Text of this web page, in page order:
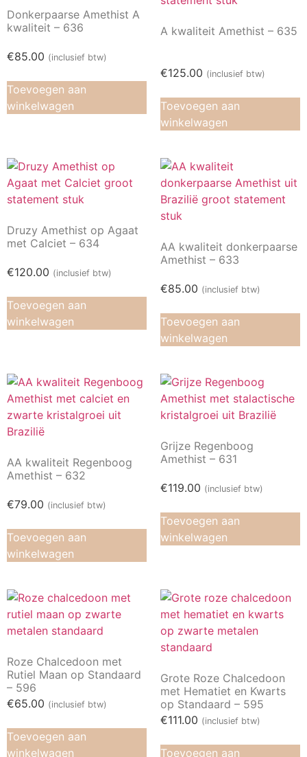
Donkerpaarse Amethist A
kwaliteit – 636
€85.00 (inclusief btw)
Toevoegen aan
winkelwagen
A kwaliteit Amethist – 635
€125.00 (inclusief btw)
Toevoegen aan
winkelwagen
Druzy Amethist op Agaat
met Calciet – 634
€120.00 (inclusief btw)
Toevoegen aan
winkelwagen
AA kwaliteit donkerpaarse
Amethist – 633
€85.00 (inclusief btw)
Toevoegen aan
winkelwagen
AA kwaliteit Regenboog
Amethist – 632
€79.00 (inclusief btw)
Toevoegen aan
winkelwagen
Grijze Regenboog
Amethist – 631
€119.00 (inclusief btw)
Toevoegen aan
winkelwagen
Roze Chalcedoon met
Rutiel Maan op Standaard
– 596
€65.00 (inclusief btw)
Toevoegen aan
winkelwagen
Grote Roze Chalcedoon
met Hematiet en Kwarts
op Standaard – 595
€111.00 (inclusief btw)
Toevoegen aan